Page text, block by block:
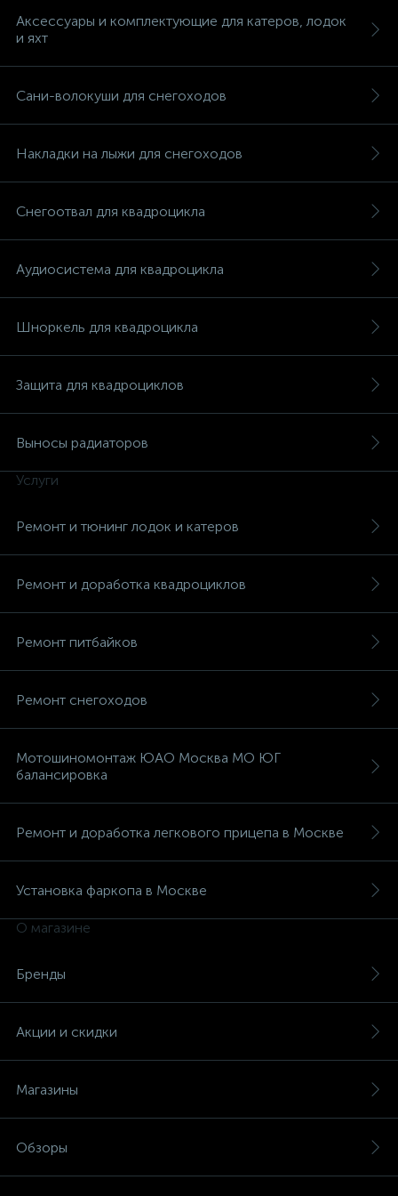
Аксессуары и комплектующие для катеров, лодок
и яхт
Сани-волокуши для снегоходов
Накладки на лыжи для снегоходов
Снегоотвал для квадроцикла
Аудиосистема для квадроцикла
Шноркель для квадроцикла
Защита для квадроциклов
Выносы радиаторов
Услуги
Ремонт и тюнинг лодок и катеров
Ремонт и доработка квадроциклов
Ремонт питбайков
Ремонт снегоходов
Мотошиномонтаж ЮАО Москва МО ЮГ
балансировка
Ремонт и доработка легкового прицепа в Москве
Установка фаркопа в Москве
О магазине
Бренды
Акции и скидки
Магазины
Обзоры